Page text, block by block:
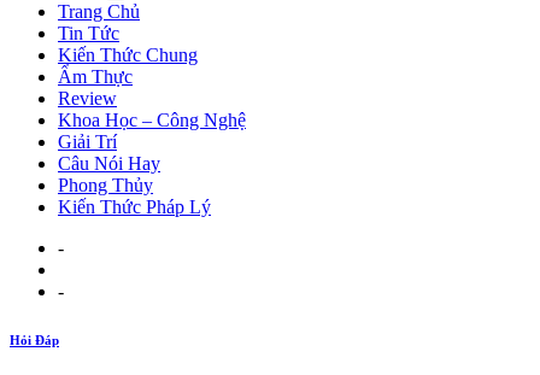
Trang Chủ
Tin Tức
Kiến Thức Chung
Ẩm Thực
Review
Khoa Học – Công Nghệ
Giải Trí
Câu Nói Hay
Phong Thủy
Kiến Thức Pháp Lý
-
-
Hỏi Đáp